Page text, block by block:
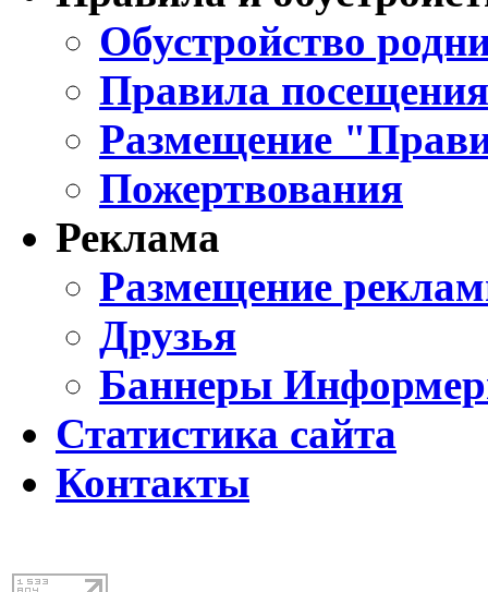
Обустройство
Правила
Размещение
Пожертвования
Реклама
Размещение
Друзья
Баннеры
Статистика сайта
Контакты